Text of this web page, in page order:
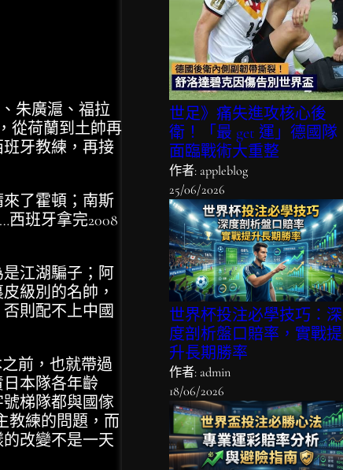
朱廣滬、福拉
從荷蘭到土帥再
牙教練，再接
了霍頓；南斯
班牙拿完2008
江湖騙子；阿
級別的名帥，
則配不上中國
前，也就帶過
本隊各年齡
梯隊都與國傢
教練的問題，而
改變不是一天
世足》痛失進攻核心後
衛！「最 get 運」德國隊
面臨戰術大重整
作者: appleblog
25/06/2026
世界杯投注必學技巧：深
度剖析盤口賠率，實戰提
升長期勝率
作者: admin
18/06/2026